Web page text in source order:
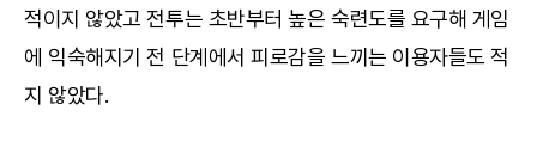
적이지 않았고 전투는 초반부터 높은 숙련도를 요구해 게임
에 익숙해지기 전 단계에서 피로감을 느끼는 이용자들도 적
지 않았다.